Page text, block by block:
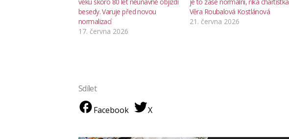
besedy. Varuje před novou
normalizací
17. června 2026
Věra Roubalová Kostlánová
21. června 2026
Sdílet
Facebook
X